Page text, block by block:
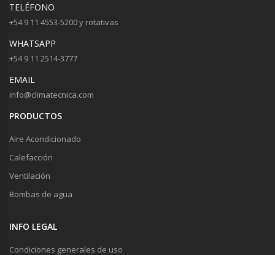
TELÉFONO
+54 9 11 4553-5200 y rotativas
WHATSAPP
+54 9 11 2514-3777
EMAIL
info@climatecnica.com
PRODUCTOS
Aire Acondicionado
Calefacción
Ventilación
Bombas de agua
INFO LEGAL
Condiciones generales de uso